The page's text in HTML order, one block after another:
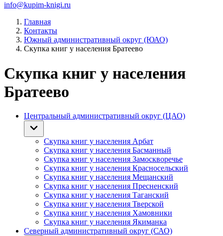
info@kupim-knigi.ru
Главная
Контакты
Южный административный округ (ЮАО)
Скупка книг у населения Братеево
Скупка книг у населения
Братеево
Центральный административный округ (ЦАО)
Скупка книг у населения Арбат
Скупка книг у населения Басманный
Скупка книг у населения Замоскворечье
Скупка книг у населения Красносельский
Скупка книг у населения Мещанский
Скупка книг у населения Пресненский
Скупка книг у населения Таганский
Скупка книг у населения Тверской
Скупка книг у населения Хамовники
Скупка книг у населения Якиманка
Северный административный округ (САО)